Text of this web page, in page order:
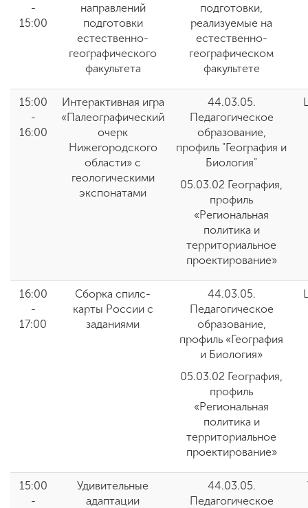
-
15:00
направлений
подготовки
естественно-
географического
факультета
подготовки,
реализуемые на
естественно-
географическом
факультете
15:00
-
16:00
Интерактивная игра
«Палеографический
очерк
Нижегородского
области» с
геологическими
экспонатами
44.03.05.
Педагогическое
образование,
профиль "География и
Биология"
05.03.02 География,
профиль
«Региональная
политика и
территориальное
проектирование»
16:00
-
17:00
Сборка спилс-
карты России с
заданиями
44.03.05.
Педагогическое
образование,
профиль «География
и Биология»
05.03.02 География,
профиль
«Региональная
политика и
территориальное
проектирование»
15:00
-
Удивительные
адаптации
44.03.05.
Педагогическое